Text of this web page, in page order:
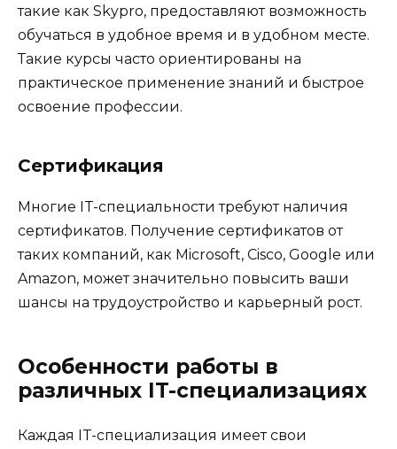
такие как Skypro, предоставляют возможность
обучаться в удобное время и в удобном месте.
Такие курсы часто ориентированы на
практическое применение знаний и быстрое
освоение профессии.
Сертификация
Многие IT-специальности требуют наличия
сертификатов. Получение сертификатов от
таких компаний, как Microsoft, Cisco, Google или
Amazon, может значительно повысить ваши
шансы на трудоустройство и карьерный рост.
Особенности работы в
различных IT-специализациях
Каждая IT-специализация имеет свои